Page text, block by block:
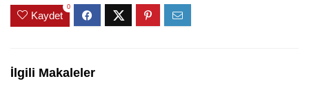
Kaydet
0
İlgili Makaleler